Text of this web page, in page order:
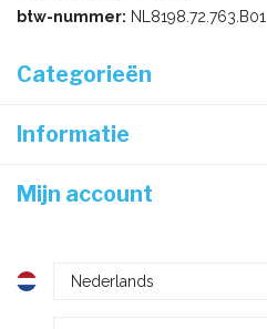
btw-nummer: NL8198.72.763.B01
Categorieën
Informatie
Mijn account